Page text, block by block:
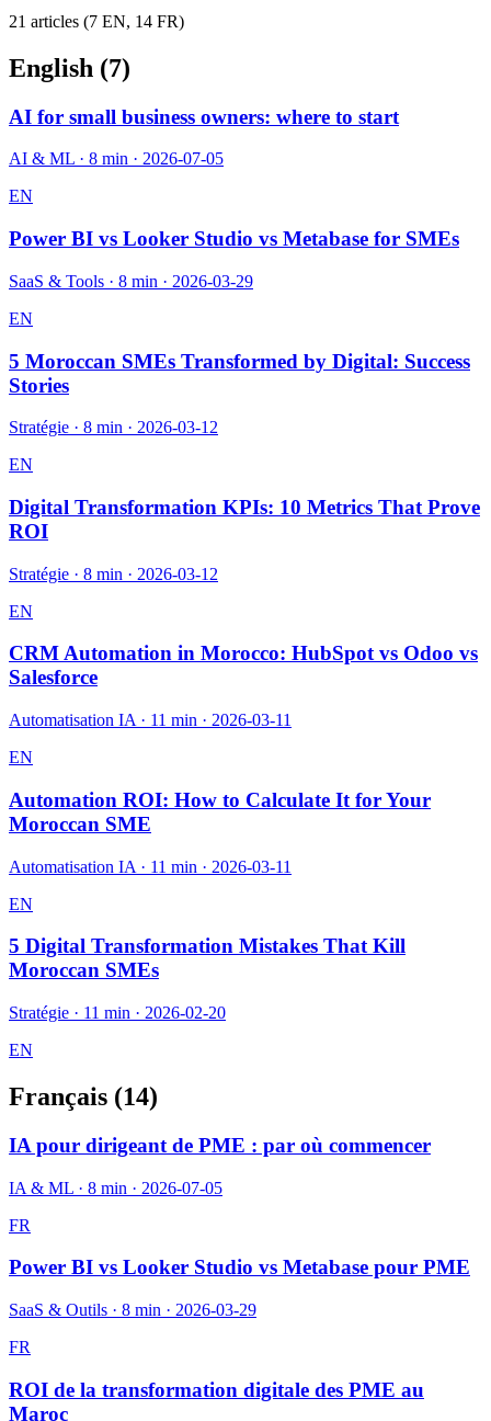
21 articles (7 EN, 14 FR)
English (7)
AI for small business owners: where to start
AI & ML · 8 min · 2026-07-05
EN
Power BI vs Looker Studio vs Metabase for SMEs
SaaS & Tools · 8 min · 2026-03-29
EN
5 Moroccan SMEs Transformed by Digital: Success
Stories
Stratégie · 8 min · 2026-03-12
EN
Digital Transformation KPIs: 10 Metrics That Prove
ROI
Stratégie · 8 min · 2026-03-12
EN
CRM Automation in Morocco: HubSpot vs Odoo vs
Salesforce
Automatisation IA · 11 min · 2026-03-11
EN
Automation ROI: How to Calculate It for Your
Moroccan SME
Automatisation IA · 11 min · 2026-03-11
EN
5 Digital Transformation Mistakes That Kill
Moroccan SMEs
Stratégie · 11 min · 2026-02-20
EN
Français (14)
IA pour dirigeant de PME : par où commencer
IA & ML · 8 min · 2026-07-05
FR
Power BI vs Looker Studio vs Metabase pour PME
SaaS & Outils · 8 min · 2026-03-29
FR
ROI de la transformation digitale des PME au
Maroc